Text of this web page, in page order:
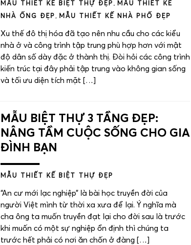
MẪU THIẾT KẾ BIỆT THỰ ĐẸP , MẪU THIẾT KẾ
NHÀ ỐNG ĐẸP , MẪU THIẾT KẾ NHÀ PHỐ ĐẸP
Xu thế đô thị hóa đã tạo nên nhu cầu cho các kiểu
nhà ở và công trình tập trung phù hợp hơn với mật
độ dân số dày đặc ở thành thị. Đòi hỏi các công trình
kiến trúc tại đây phải tập trung vào không gian sống
và tối ưu diện tích mặt […]
MẪU BIỆT THỰ 3 TẦNG ĐẸP:
NÂNG TẦM CUỘC SỐNG CHO GIA
ĐÌNH BẠN
MẪU THIẾT KẾ BIỆT THỰ ĐẸP
“An cư mới lạc nghiệp” là bài học truyền đời của
người Việt mình từ thời xa xưa để lại. Ý nghĩa mà
cha ông ta muốn truyền đạt lại cho đời sau là trước
khi muốn có một sự nghiệp ổn định thì chúng ta
trước hết phải có nơi ăn chốn ở đàng […]